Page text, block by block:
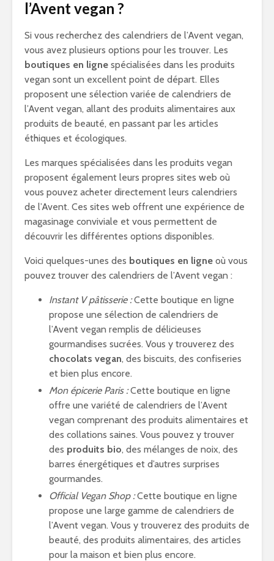
l’Avent vegan ?
Si vous recherchez des calendriers de l’Avent vegan,
vous avez plusieurs options pour les trouver. Les
boutiques en ligne spécialisées dans les produits
vegan sont un excellent point de départ. Elles
proposent une sélection variée de calendriers de
l’Avent vegan, allant des produits alimentaires aux
produits de beauté, en passant par les articles
éthiques et écologiques.
Les marques spécialisées dans les produits vegan
proposent également leurs propres sites web où
vous pouvez acheter directement leurs calendriers
de l’Avent. Ces sites web offrent une expérience de
magasinage conviviale et vous permettent de
découvrir les différentes options disponibles.
Voici quelques-unes des boutiques en ligne où vous
pouvez trouver des calendriers de l’Avent vegan :
Instant V pâtisserie :Cette boutique en ligne
propose une sélection de calendriers de
l’Avent vegan remplis de délicieuses
gourmandises sucrées. Vous y trouverez des
chocolats vegan, des biscuits, des confiseries
et bien plus encore.
Mon épicerie Paris :Cette boutique en ligne
offre une variété de calendriers de l’Avent
vegan comprenant des produits alimentaires et
des collations saines. Vous pouvez y trouver
des produits bio, des mélanges de noix, des
barres énergétiques et d’autres surprises
gourmandes.
Official Vegan Shop :Cette boutique en ligne
propose une large gamme de calendriers de
l’Avent vegan. Vous y trouverez des produits de
beauté, des produits alimentaires, des articles
pour la maison et bien plus encore.